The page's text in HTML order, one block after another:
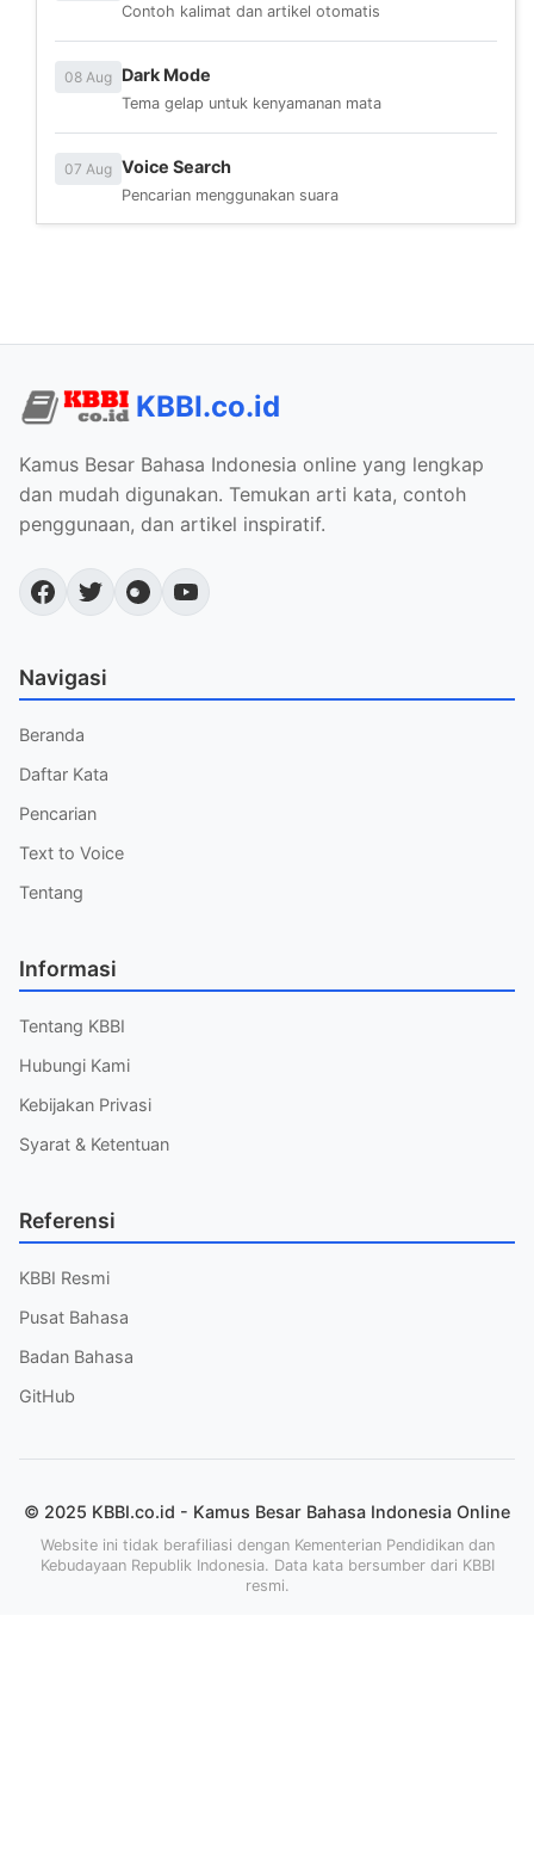
Contoh kalimat dan artikel otomatis
08 Aug Dark Mode
Tema gelap untuk kenyamanan mata
07 Aug Voice Search
Pencarian menggunakan suara
KBBI.co.id
Kamus Besar Bahasa Indonesia online yang lengkap
dan mudah digunakan. Temukan arti kata, contoh
penggunaan, dan artikel inspiratif.
Navigasi
Beranda
Daftar Kata
Pencarian
Text to Voice
Tentang
Informasi
Tentang KBBI
Hubungi Kami
Kebijakan Privasi
Syarat & Ketentuan
Referensi
KBBI Resmi
Pusat Bahasa
Badan Bahasa
GitHub
© 2025 KBBI.co.id - Kamus Besar Bahasa Indonesia Online
Website ini tidak berafiliasi dengan Kementerian Pendidikan dan
Kebudayaan Republik Indonesia. Data kata bersumber dari KBBI
resmi.